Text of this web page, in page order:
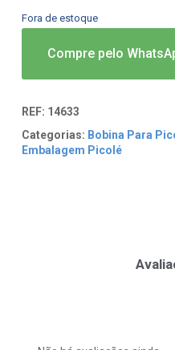
Fora de estoque
Compre pelo
REF: 14633
Categorias: Bobina Para
Embalagem Picolé